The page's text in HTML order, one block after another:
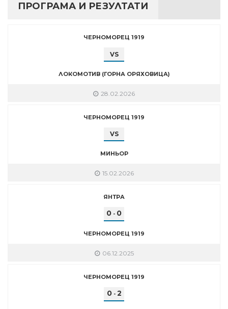
ПРОГРАМА И РЕЗУЛТАТИ
ЧЕРНОМОРЕЦ 1919
VS
ЛОКОМОТИВ (ГОРНА ОРЯХОВИЦА)
28.02.2026
ЧЕРНОМОРЕЦ 1919
VS
МИНЬОР
15.02.2026
ЯНТРА
0 - 0
ЧЕРНОМОРЕЦ 1919
06.12.2025
ЧЕРНОМОРЕЦ 1919
0- 2